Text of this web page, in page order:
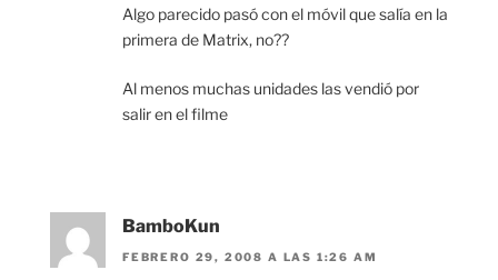
Algo parecido pasó con el móvil que salía en la
primera de Matrix, no??
Al menos muchas unidades las vendió por
salir en el filme
BamboKun
FEBRERO 29, 2008 A LAS 1:26 AM